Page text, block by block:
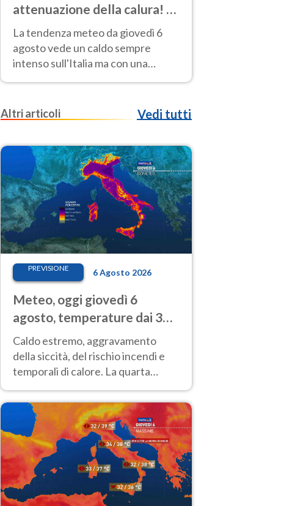
attenuazione della calura! Al
Nord rischio temporali
La tendenza meteo da giovedì 6
agosto vede un caldo sempre
intenso sull'Italia ma con una
parziale e lieve attenuazione tra il 7
Altri articoli
Vedi tutti
PREVISIONE 6 Agosto 2026
Meteo, oggi giovedì 6
agosto, temperature dai 33
ai 40 gradi
Caldo estremo, aggravamento
della siccità, del rischio incendi e
temporali di calore. La quarta
tregua e durerà fino Ferragosto